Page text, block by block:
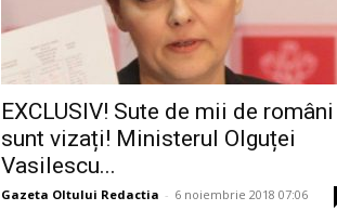
EXCLUSIV! Sute de mii de români
sunt vizați! Ministerul Olguței
Vasilescu...
Gazeta Oltului Redactia - 6 noiembrie 2018 07:06